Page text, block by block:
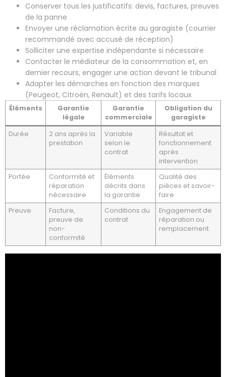
Conserver tous les justificatifs: devis, factures, preuves
de la panne
Envoyer une réclamation écrite au garagiste (courrier
recommandé avec accusé de réception)
Solliciter une expertise indépendante si nécessaire
Contacter le médiateur de la consommation et, en
dernier recours, engager une action devant le tribunal
Adapter les démarches en fonction des marques
(Peugeot, Citroën, Renault) et des tarifs locaux
Éléments
Garantie
légale
Garantie
commerciale
Obligation du
garagiste
Durée
2 ans après la
prestation
Variable
selon le
contrat
Résultat et
fonctionnement
après
intervention
Portée
Conformité et
réparation
nécessaire
Éléments
décrits dans
la garantie
Qualité des
pièces et savoir-
faire
Preuve
Facture,
preuve de
non-
conformité
Conditions du
contrat
Engagement de
réparation ou
remplacement